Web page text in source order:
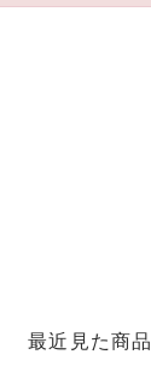
最近見た商品